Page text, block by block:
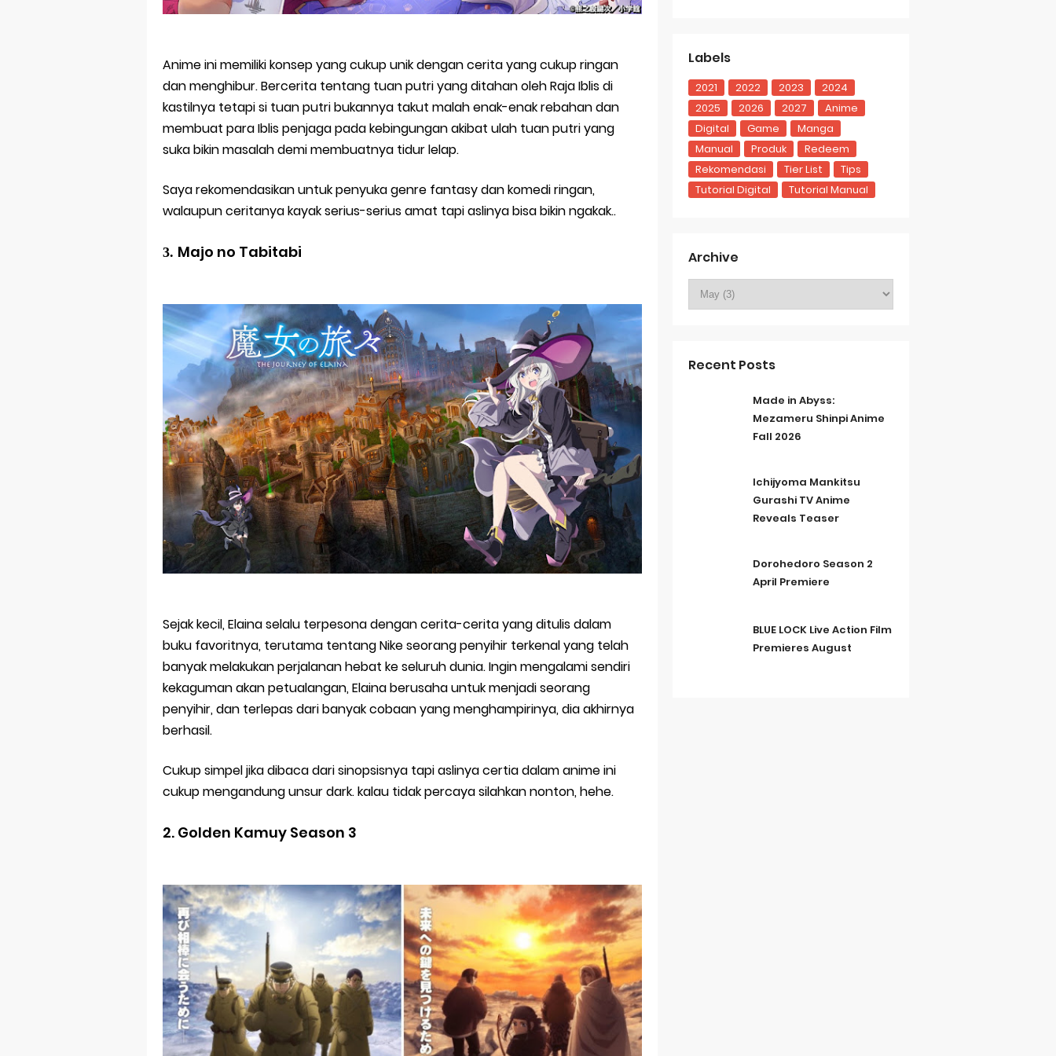
Anime ini memiliki konsep yang cukup unik dengan cerita yang cukup ringan
dan menghibur. Bercerita tentang tuan putri yang ditahan oleh Raja Iblis di
kastilnya tetapi si tuan putri bukannya takut malah enak-enak rebahan dan
membuat para Iblis penjaga pada kebingungan akibat ulah tuan putri yang
suka bikin masalah demi membuatnya tidur lelap.
Saya rekomendasikan untuk penyuka genre fantasy dan komedi ringan,
walaupun ceritanya kayak serius-serius amat tapi aslinya bisa bikin ngakak..
3. Majo no Tabitabi
Sejak kecil, Elaina selalu terpesona dengan cerita-cerita yang ditulis dalam
buku favoritnya, terutama tentang Nike seorang penyihir terkenal yang telah
banyak melakukan perjalanan hebat ke seluruh dunia. Ingin mengalami sendiri
kekaguman akan petualangan, Elaina berusaha untuk menjadi seorang
penyihir, dan terlepas dari banyak cobaan yang menghampirinya, dia akhirnya
berhasil.
Cukup simpel jika dibaca dari sinopsisnya tapi aslinya certia dalam anime ini
cukup mengandung unsur dark. kalau tidak percaya silahkan nonton, hehe.
2. Golden Kamuy Season 3
Labels
2021 2022 2023
2024
2025
2026 2027
Anime
Digital
Game
Manga
Manual
Produk
Redeem
Rekomendasi
Tier List
Tips
Tutorial Digital
Tutorial Manual
Archive
Recent Posts
Made in Abyss:
Mezameru Shinpi Anime
Fall 2026
Ichijyoma Mankitsu
Gurashi TV Anime
Reveals Teaser
Dorohedoro Season 2
April Premiere
BLUE LOCK Live Action Film
Premieres August